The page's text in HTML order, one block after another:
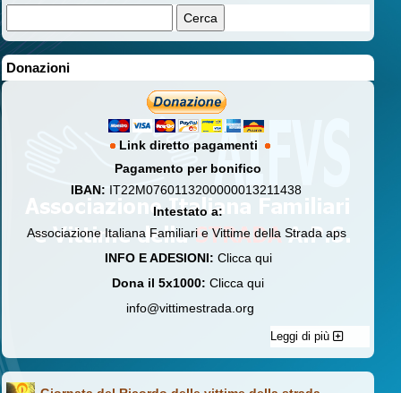
Donazioni
Link diretto pagamenti
Pagamento per bonifico
IBAN: IT22M0760113200000013211438
Intestato a:
Associazione Italiana Familiari e Vittime della Strada aps
INFO E ADESIONI: Clicca qui
Dona il 5x1000: Clicca qui
info@vittimestrada.org
Leggi di più